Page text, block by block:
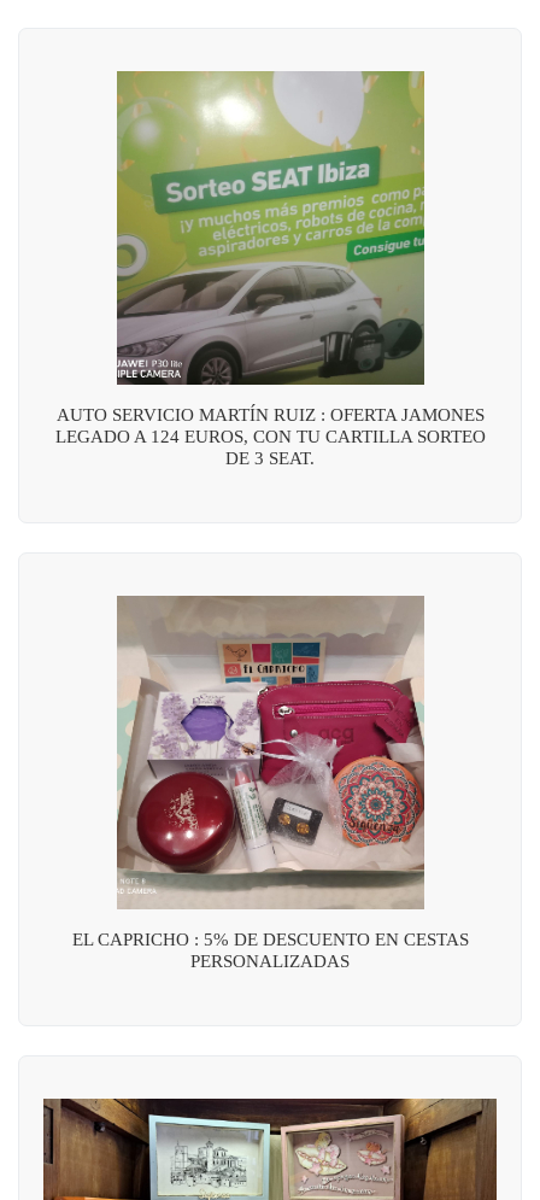
AUTO SERVICIO MARTÍN RUIZ : OFERTA JAMONES
LEGADO A 124 EUROS, CON TU CARTILLA SORTEO
DE 3 SEAT.
EL CAPRICHO : 5% DE DESCUENTO EN CESTAS
PERSONALIZADAS